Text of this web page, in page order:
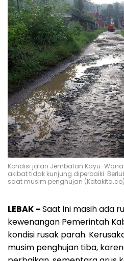
Kondisi jalan Jembatan Kayu-
akibat tidak kunjung diperbaiki.
saat musim penghujan (Katakita.co)
LEBAK –Saat ini masih ada
kewenangan Pemerintah
kondisi rusak parah.
musim penghujan tiba,